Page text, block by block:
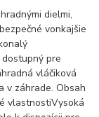
dielmi,
vonkajšie
pre
vláčiková
v záhrade. Obsah
vlastnostiVysoká